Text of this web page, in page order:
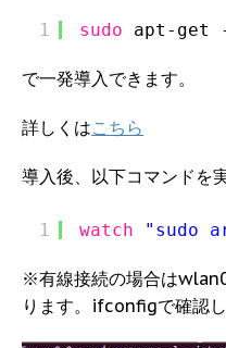
1 sudo apt-get
で一発導入できます。
詳しくはこちら
導入後、以下コマンドを
1 watch "sudo
※有線接続の場合は
ります。ifconfigで確認し